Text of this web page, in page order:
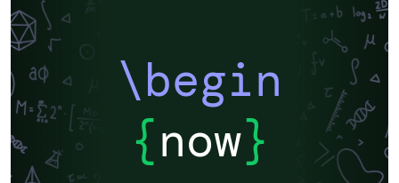
\begin
{now}